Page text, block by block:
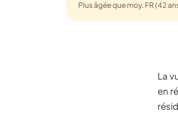
Plus âgée que moy. FR (42
La
en